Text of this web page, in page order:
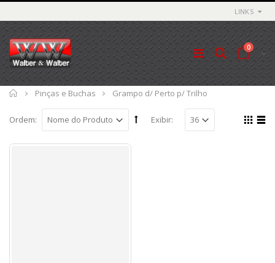
LINKS
0
Início
Pinças e Buchas Grampo d/ Perto p/ Trilho
Ordem: Exibir: